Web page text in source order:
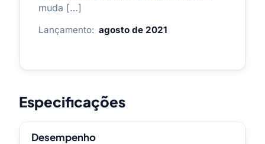
muda […]
Lançamento: agosto de 2021
Especificações
Desempenho